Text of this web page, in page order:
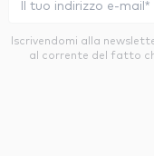
Iscrivendomi alla
al corrente del fatto